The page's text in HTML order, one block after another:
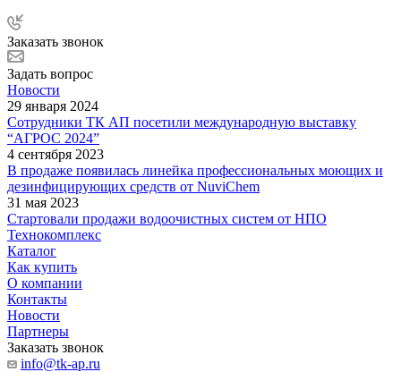
Заказать звонок
Задать вопрос
Новости
29 января 2024
Сотрудники ТК АП посетили международную выставку
“АГРОС 2024”
4 сентября 2023
В продаже появилась линейка профессиональных моющих и
дезинфицирующих средств от NuviChem
31 мая 2023
Стартовали продажи водоочистных систем от НПО
Технокомплекс
Каталог
Как купить
О компании
Контакты
Новости
Партнеры
Заказать звонок
info@tk-ap.ru